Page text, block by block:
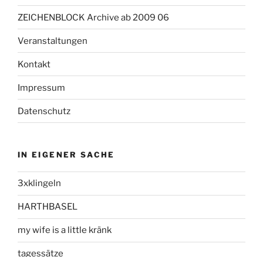
ZEICHENBLOCK Archive ab 2009 06
Veranstaltungen
Kontakt
Impressum
Datenschutz
IN EIGENER SACHE
3xklingeln
HARTHBASEL
my wife is a little kränk
tagessätze